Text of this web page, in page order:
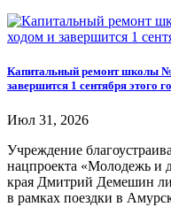
Капитальный ремонт школы
завершится 1 сентября этого
Июл 31, 2026
Учреждение
нацпроекта «Молодежь и
края Дмитрий Демешин
в рамках поездки в